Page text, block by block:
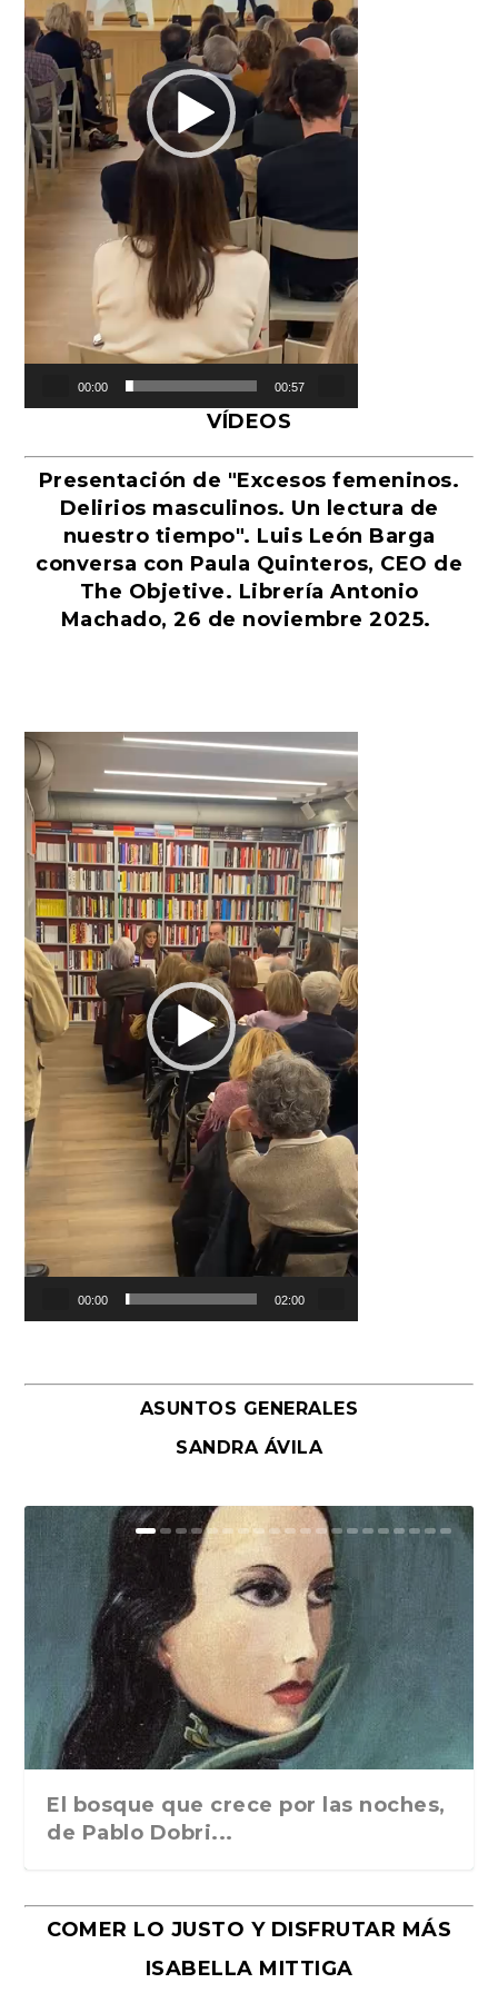
00:00 00:57
VÍDEOS
Presentación de "Excesos femeninos.
Delirios masculinos. Un lectura de
nuestro tiempo". Luis León Barga
conversa con Paula Quinteros, CEO de
The Objetive. Librería Antonio
Machado, 26 de noviembre 2025.
Reproductor
de
vídeo
00:00 02:00
ASUNTOS GENERALES
SANDRA ÁVILA
El bosque que crece por las noches,
de Pablo Dobri...
COMER LO JUSTO Y DISFRUTAR MÁS
ISABELLA MITTIGA